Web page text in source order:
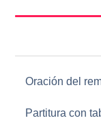
Oración del
Partitura con